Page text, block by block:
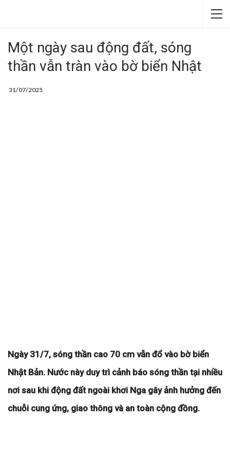
Một ngày sau động đất, sóng
thần vẫn tràn vào bờ biển Nhật
31/07/2025
Ngày 31/7, sóng thần cao 70 cm vẫn đổ vào bờ biển
Nhật Bản. Nước này duy trì cảnh báo sóng thần tại nhiều
nơi sau khi động đất ngoài khơi Nga gây ảnh hưởng đến
chuỗi cung ứng, giao thông và an toàn cộng đồng.